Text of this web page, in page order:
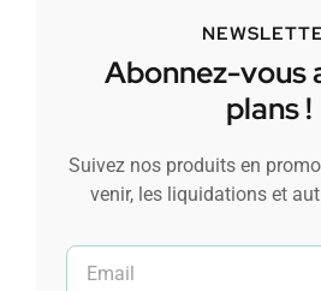
Abonnez-vous
plans !
Suivez nos produits en
venir, les liquidations et